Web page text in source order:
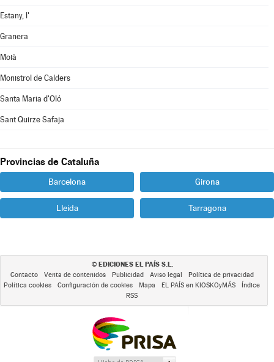
Estany, l'
Granera
Moià
Monistrol de Calders
Santa Maria d'Oló
Sant Quirze Safaja
Provincias de Cataluña
Barcelona Girona
Lleida Tarragona
© EDICIONES EL PAÍS S.L.
Contacto Venta de contenidos Publicidad Aviso legal
Política de privacidad
Política cookies
Configuración de cookies Mapa EL PAÍS en KIOSKOyMÁS
Índice
RSS